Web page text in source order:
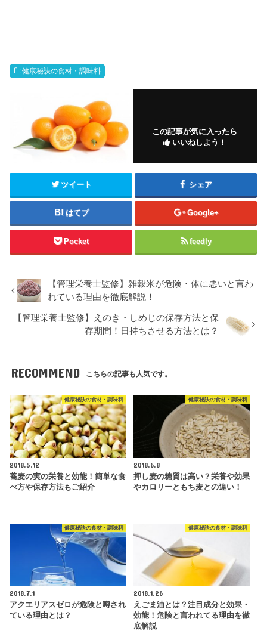
健康秘訣の食材・調味料
この記事が気に入ったら
いいねしよう！
ツイート シェア
はてブ Google+
Pocket feedly
【管理栄養士監修】雑穀米が危険・体に悪いと言わ
れている理由を徹底解説！
【管理栄養士監修】えのき・しめじの保存方法と保
存期間！日持ちさせる方法とは？
RECOMMEND こちらの記事も人気です。
健康秘訣の食材・調味料
2018.5.12
蕎麦の実の栄養と効能！簡単な食
べ方や保存方法もご紹介
健康秘訣の食材・調味料
2018.6.8
押し麦の糖質は高い？栄養や効果
やカロリーともち麦との違い！
健康秘訣の食材・調味料
2018.7.1
アクエリアスゼロが危険と噂され
ている理由とは？
健康秘訣の食材・調味料
2018.1.26
えごま油とは？注目成分と効果・
効能！危険と言われてる理由を徹
底解説